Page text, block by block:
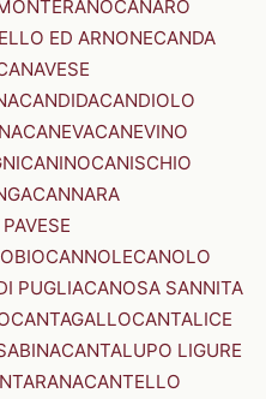
CANARO
ED ARNONECANDA
CANDIDACANDIOLO
CANEVACANEVINO
CANINOCANISCHIO
CANNARA
CANNOLECANOLO
PUGLIACANOSA SANNITA
CANTAGALLOCANTALICE
CANTALUPO LIGURE
CANTELLO